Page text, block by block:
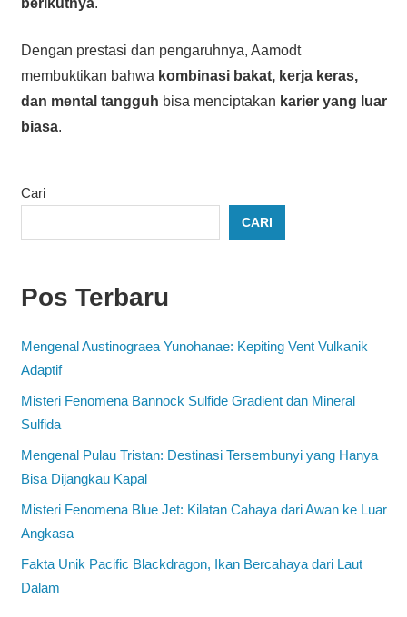
Dengan prestasi dan pengaruhnya, Aamodt
membuktikan bahwa kombinasi bakat, kerja keras,
dan mental tangguh bisa menciptakan karier yang luar
biasa.
Cari
CARI
Pos Terbaru
Mengenal Austinograea Yunohanae: Kepiting Vent Vulkanik
Adaptif
Misteri Fenomena Bannock Sulfide Gradient dan Mineral
Sulfida
Mengenal Pulau Tristan: Destinasi Tersembunyi yang Hanya
Bisa Dijangkau Kapal
Misteri Fenomena Blue Jet: Kilatan Cahaya dari Awan ke Luar
Angkasa
Fakta Unik Pacific Blackdragon, Ikan Bercahaya dari Laut
Dalam